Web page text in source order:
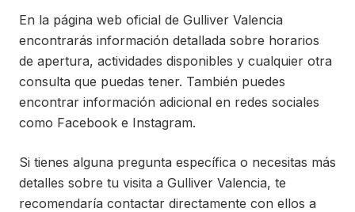
En la página web oficial de Gulliver Valencia
encontrarás información detallada sobre horarios
de apertura, actividades disponibles y cualquier otra
consulta que puedas tener. También puedes
encontrar información adicional en redes sociales
como Facebook e Instagram.
Si tienes alguna pregunta específica o necesitas más
detalles sobre tu visita a Gulliver Valencia, te
recomendaría contactar directamente con ellos a